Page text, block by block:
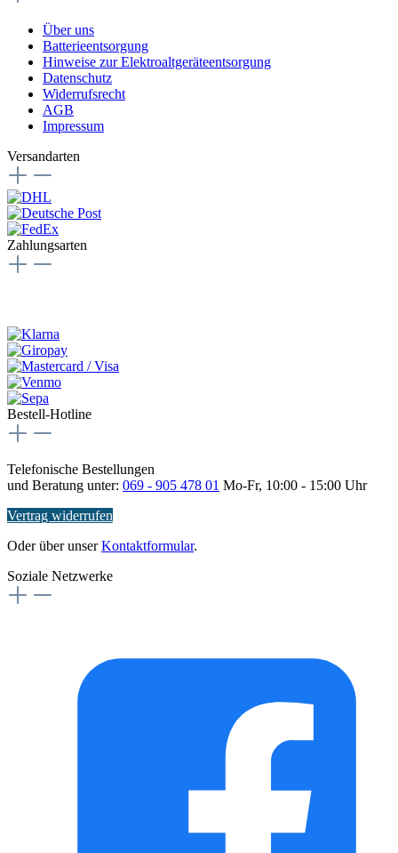
Über uns
Batterieentsorgung
Hinweise zur Elektroaltgeräteentsorgung
Datenschutz
Widerrufsrecht
AGB
Impressum
Versandarten
Zahlungsarten
Bestell-Hotline
Telefonische Bestellungen
und Beratung unter: 069 - 905 478 01 Mo-Fr, 10:00 - 15:00 Uhr
Vertrag widerrufen
Oder über unserKontaktformular.
Soziale Netzwerke